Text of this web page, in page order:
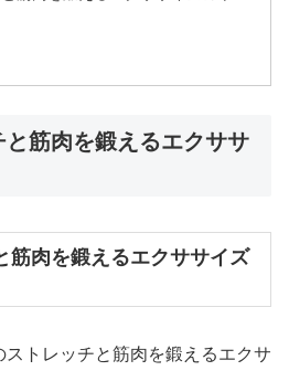
筋肉を鍛えるエクササ
筋肉を鍛えるエクササイズ
トレッチと筋肉を鍛えるエクサ